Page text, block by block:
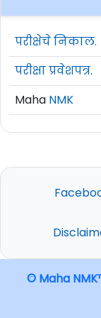
परीक्षेचे निकाल.
परीक्षा प्रवेशपत्र.
Maha NMK
© Maha